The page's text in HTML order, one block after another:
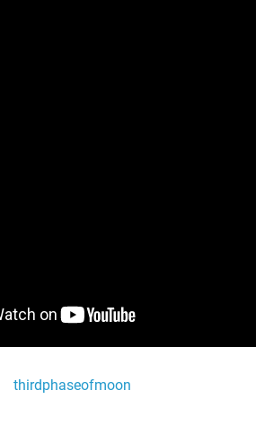
thirdphaseofmoon